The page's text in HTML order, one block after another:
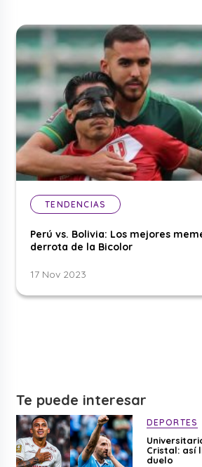
TENDENCIAS
Perú vs. Bolivia: Los mejores
derrota de la Bicolor
17 Nov 2023
Te puede interesar
DEPORTES
Cristal: así
duelo